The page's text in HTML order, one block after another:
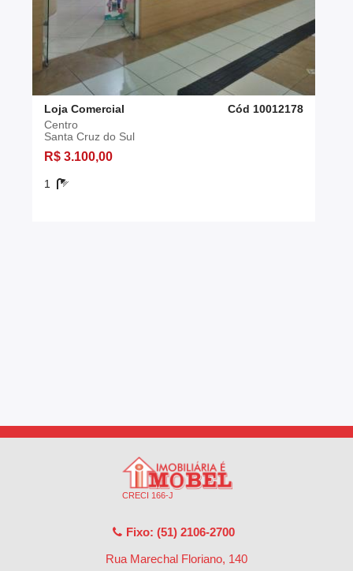
Loja Comercial
Cód 10012178
Centro
Santa Cruz do Sul
R$ 3.100,00
1
CRECI 166-J
Fixo: (51) 2106-2700
Rua Marechal Floriano, 140